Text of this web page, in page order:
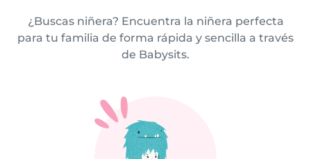
¿Buscas niñera? Encuentra la niñera perfecta
para tu familia de forma rápida y sencilla a través
de Babysits.